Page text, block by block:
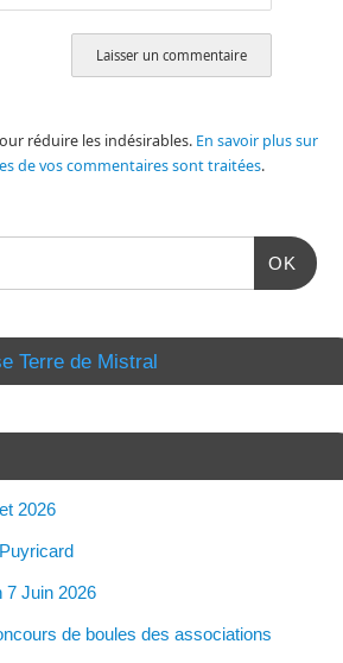
réduire les indésirables. En savoir plus sur
de vos commentaires sont traitées.
OK
Terre de Mistral
2026
7 Juin 2026
de boules des associations